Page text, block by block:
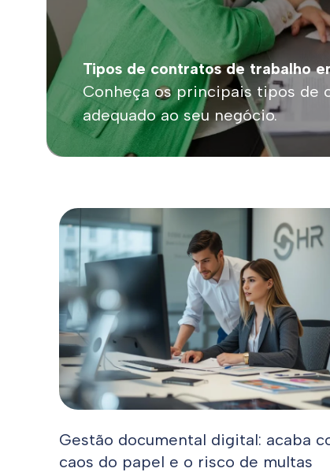
Tipos de contratos de trabalho
Conheça os principais tipos de
adequado ao seu negócio.
Gestão documental digital: acaba
caos do papel e o risco de multas